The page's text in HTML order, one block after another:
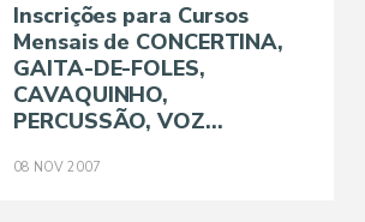
Inscrições para Cursos
Mensais de CONCERTINA,
GAITA-DE-FOLES,
CAVAQUINHO,
PERCUSSÃO, VOZ...
08 NOV 2007